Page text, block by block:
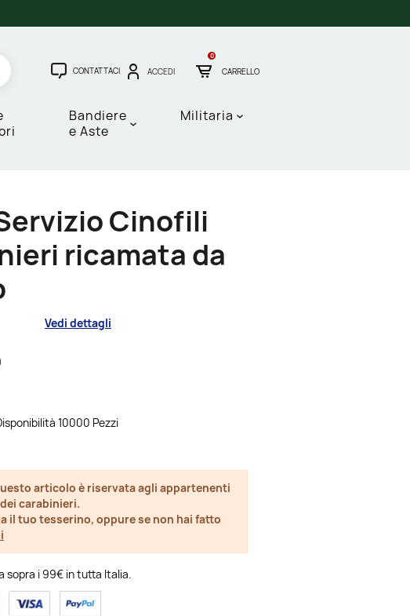
CONTATTACI ACCEDI
0
CARRELLO
Bandiere
e Aste
Militaria
Cinofili
ricamata da
Vedi dettagli
10000 Pezzi
articolo è riservata agli appartenenti
carabinieri.
il tuo tesserino, oppure se non hai fatto
sopra i 99€ in tutta Italia.